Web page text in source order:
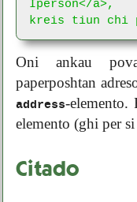
kreis tiun chi
Oni ankau
paperposhtan
address-
elemento (ghi per
Citado